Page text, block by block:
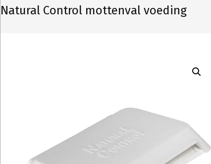
Natural Control mottenval voeding